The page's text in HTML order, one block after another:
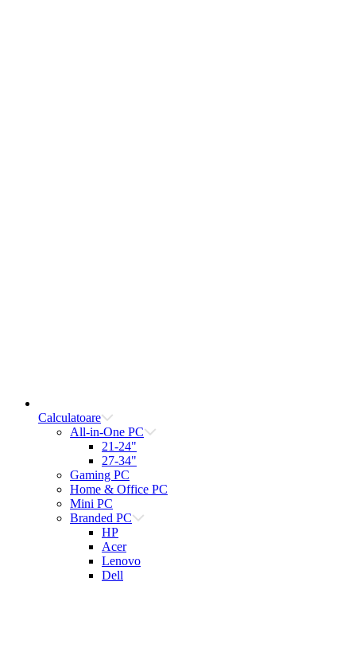
Calculatoare
All-in-One PC
21-24"
27-34"
Gaming PC
Home & Office PC
Mini PC
Branded PC
HP
Acer
Lenovo
Dell